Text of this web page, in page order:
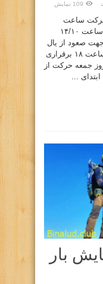
109 نمایش
حرکت ساعت
۱۳/۱۵ دقیقه روز پنج شنبه از نیشابور ساعت ۱۴/۱۰
صعود از یال
پیوندی ساعت ۱۷ انتهای یال پیوندی ساعت ۱۸ برقراری
ساعت ۷/۳۰ صبح روز جمعه حرکت از
بار